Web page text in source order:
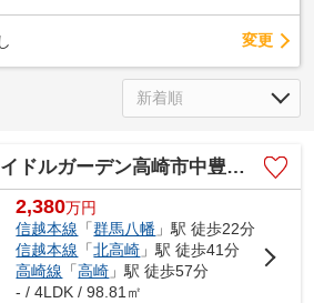
変更
ドルガーデン高崎市中豊岡町第3ー①
2,380万円
信越本線 「群馬八幡 」駅 徒歩22分
信越本線 「北高崎 」駅 徒歩41分
高崎線 「高崎 」駅 徒歩57分
- / 4LDK / 98.81㎡